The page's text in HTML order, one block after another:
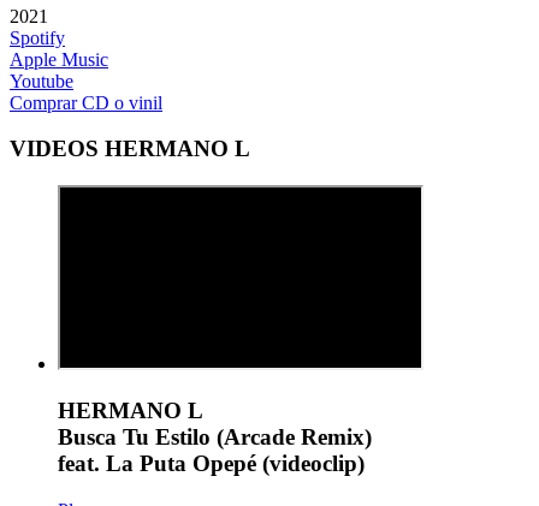
2021
Spotify
Apple Music
Youtube
Comprar CD o vinil
VIDEOS HERMANO L
HERMANO L
Busca Tu Estilo (Arcade Remix)
feat. La Puta Opepé (videoclip)